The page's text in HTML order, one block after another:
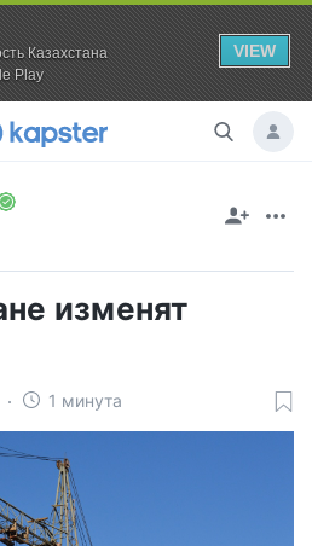
Казахстана
Play
VIEW
изменят
1 минута